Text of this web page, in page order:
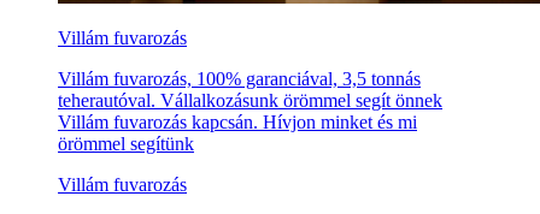
Villám fuvarozás
Villám fuvarozás, 100% garanciával, 3,5 tonnás
teherautóval. Vállalkozásunk örömmel segít önnek
Villám fuvarozás kapcsán. Hívjon minket és mi
örömmel segítünk
Villám fuvarozás